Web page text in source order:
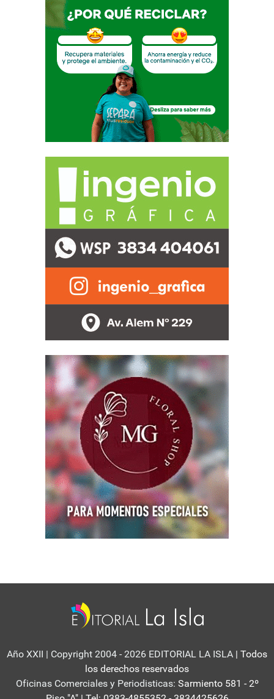
Año XXII | Copyright 2004 - 2026 EDITORIAL LA ISLA | Todos
los derechos reservados
Oficinas Comerciales y Periodisticas: Sarmiento 581 - 2º